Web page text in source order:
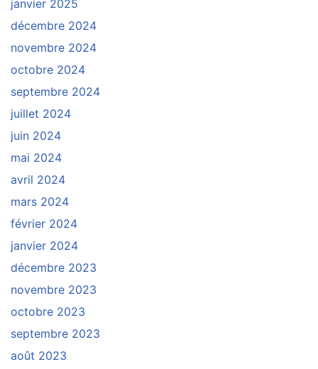
janvier 2025
décembre 2024
novembre 2024
octobre 2024
septembre 2024
juillet 2024
juin 2024
mai 2024
avril 2024
mars 2024
février 2024
janvier 2024
décembre 2023
novembre 2023
octobre 2023
septembre 2023
août 2023